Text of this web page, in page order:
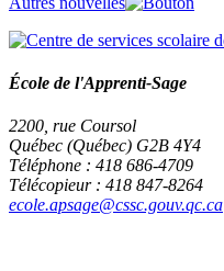
École de l'Apprenti-Sage
2200, rue Coursol
Québec (Québec) G2B 4Y4
Téléphone : 418 686-4709
Télécopieur : 418 847-8264
ecole.apsage@cssc.gouv.qc.ca